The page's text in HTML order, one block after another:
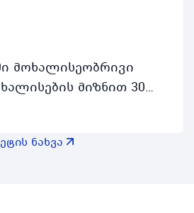
მოხალისეობრივი
მიზნით 30
შუალედში
მოხალისეთა
აქტიურ…
ნახვა